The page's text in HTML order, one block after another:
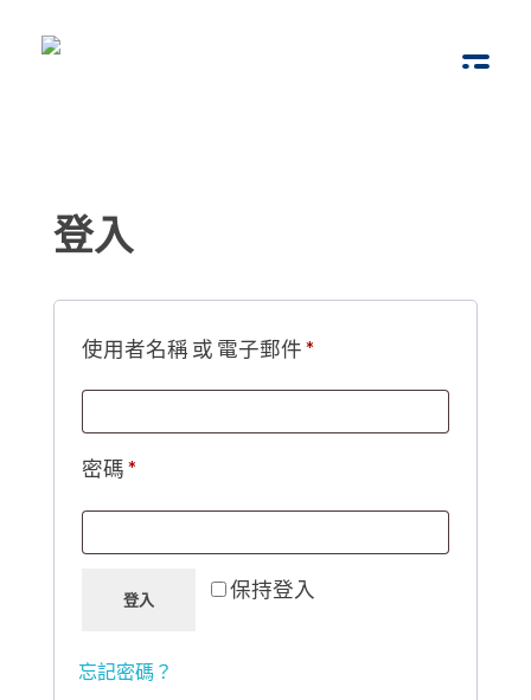
登入
使用者名稱 或 電子郵件*
密碼*
保持登入
登入
忘記密碼？